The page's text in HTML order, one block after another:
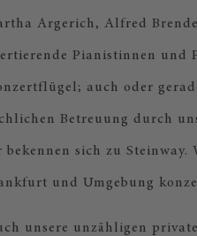
Argerich, Alfred
Pianistinnen und
auch oder
Betreuung durch
bekennen sich zu
und Umgebung
unsere unzähligen